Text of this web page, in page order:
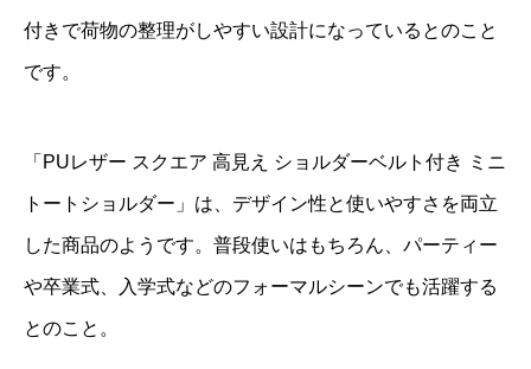
付きで荷物の整理がしやすい設計になっているとのこと
です。
「PUレザー スクエア 高見え ショルダーベルト付き ミニ
トートショルダー」は、デザイン性と使いやすさを両立
した商品のようです。普段使いはもちろん、パーティー
や卒業式、入学式などのフォーマルシーンでも活躍する
とのこと。